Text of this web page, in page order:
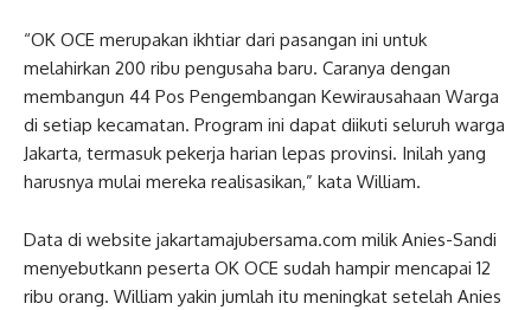
“OK OCE merupakan ikhtiar dari pasangan ini untuk
melahirkan 200 ribu pengusaha baru. Caranya dengan
membangun 44 Pos Pengembangan Kewirausahaan Warga
di setiap kecamatan. Program ini dapat diikuti seluruh warga
Jakarta, termasuk pekerja harian lepas provinsi. Inilah yang
harusnya mulai mereka realisasikan,” kata William.
Data di website jakartamajubersama.com milik Anies-Sandi
menyebutkann peserta OK OCE sudah hampir mencapai 12
ribu orang. William yakin jumlah itu meningkat setelah Anies